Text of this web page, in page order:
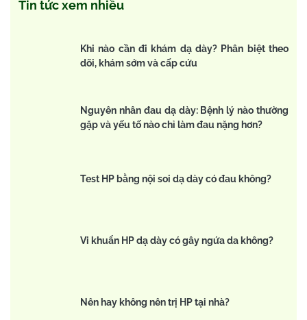
Tin tức xem nhiều
Khi nào cần đi khám dạ dày? Phân biệt theo
dõi, khám sớm và cấp cứu
Nguyên nhân đau dạ dày: Bệnh lý nào thường
gặp và yếu tố nào chỉ làm đau nặng hơn?
Test HP bằng nội soi dạ dày có đau không?
Vi khuẩn HP dạ dày có gây ngứa da không?
Nên hay không nên trị HP tại nhà?